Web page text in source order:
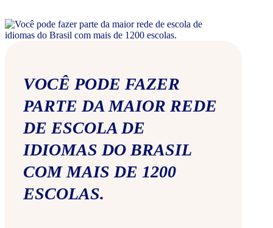
VOCÊ PODE FAZER
PARTE DA MAIOR REDE
DE ESCOLA DE
IDIOMAS DO BRASIL
COM MAIS DE 1200
ESCOLAS.